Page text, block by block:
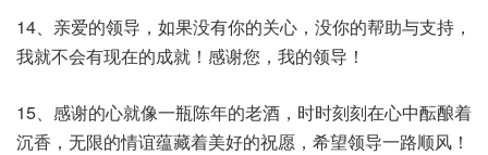
14、亲爱的领导，如果没有你的关心，没你的帮助与支持，
我就不会有现在的成就！感谢您，我的领导！
15、感谢的心就像一瓶陈年的老酒，时时刻刻在心中酝酿着
沉香，无限的情谊蕴藏着美好的祝愿，希望领导一路顺风！